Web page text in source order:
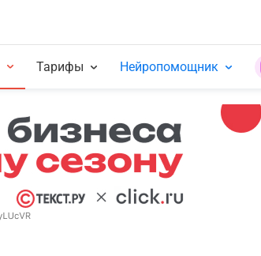
Тарифы Нейропомощник